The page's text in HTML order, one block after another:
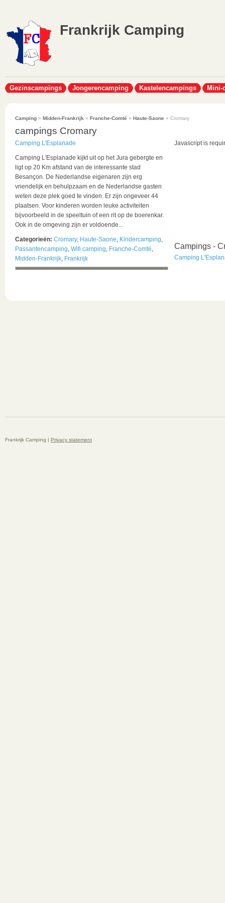
Frankrijk Camping
Gezinscampings Jongerencamping Kastelencampings Mini-
Camping » Midden-Frankrijk » Franche-Comté » Haute-Saone » Cromary
campings Cromary
Camping L'Esplanade
Camping L'Esplanade kijkt uit op het Jura gebergte en
ligt op 20 Km afstand van de interessante stad
Besançon. De Nederlandse eigenaren zijn erg
vriendelijk en behulpzaam en de Nederlandse gasten
weten deze plek goed te vinden. Er zijn ongeveer 44
plaatsen. Voor kinderen worden leuke activiteiten
bijvoorbeeld in de speeltuin of een rit op de boerenkar.
Ook in de omgeving zijn er voldoende...
Categorieën: Cromary, Haute-Saone, Kindercamping,
Passantencamping, Wifi camping, Franche-Comté,
Midden-Frankrijk, Frankrijk
Javascript is
Campings -
Camping
Frankrijk Camping | Privacy statement